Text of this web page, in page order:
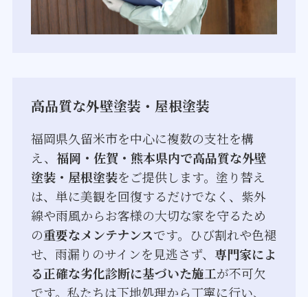
高品質な外壁塗装・屋根塗装
福岡県久留米市を中心に複数の支社を構
え、 福岡・佐賀・熊本県内で高品質な外壁
塗装・屋根塗装をご提供します。塗り替え
は、単に美観を回復するだけでなく、紫外
線や雨風からお客様の大切な家を守るため
の重要なメンテナンスです。ひび割れや色褪
せ、雨漏りのサインを見逃さず、 専門家によ
る正確な劣化診断に基づいた施工が不可欠
です。私たちは下地処理から丁寧に行い、